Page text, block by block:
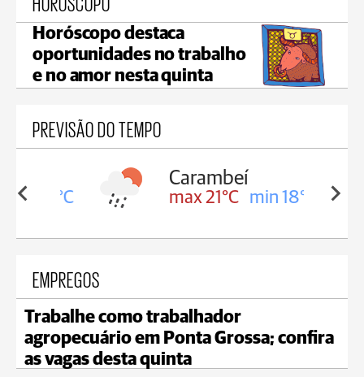
Horóscopo destaca
oportunidades no trabalho
e no amor nesta quinta
PREVISÃO DO TEMPO
18°C
Carambeí
max 21°C min 18°C
EMPREGOS
Trabalhe como trabalhador
agropecuário em Ponta Grossa; confira
as vagas desta quinta